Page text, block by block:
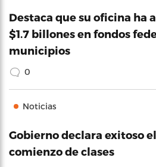
Destaca que su oficina ha
$1.7 billones en fondos
municipios
0
Noticias
Gobierno declara exitoso
comienzo de clases